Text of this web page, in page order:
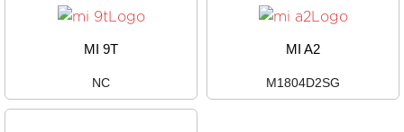
MI 9T
NC
MI A2
M1804D2SG